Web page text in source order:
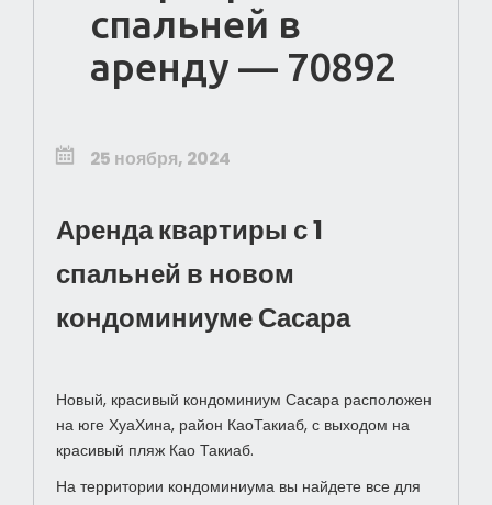
спальней в
аренду — 70892
25 ноября, 2024
Аренда квартиры с 1
спальней в новом
кондоминиуме Сасара
Новый, красивый кондоминиум Сасара расположен
на юге ХуаХина, район КаоТакиаб, с выходом на
красивый пляж Као Такиаб.
На территории кондоминиума вы найдете все для